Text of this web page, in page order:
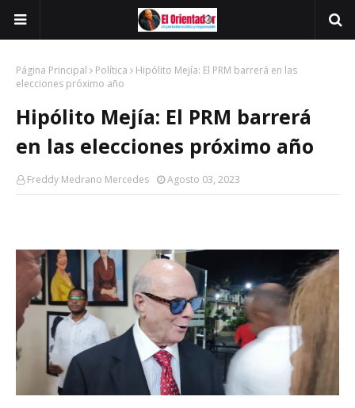
Página Principal Política
Hipólito Mejía: El PRM barrerá en las
elecciones próximo año
Hipólito Mejía: El PRM barrerá
en las elecciones próximo año
Freddy Medrano Mercedes Agosto 03, 2023